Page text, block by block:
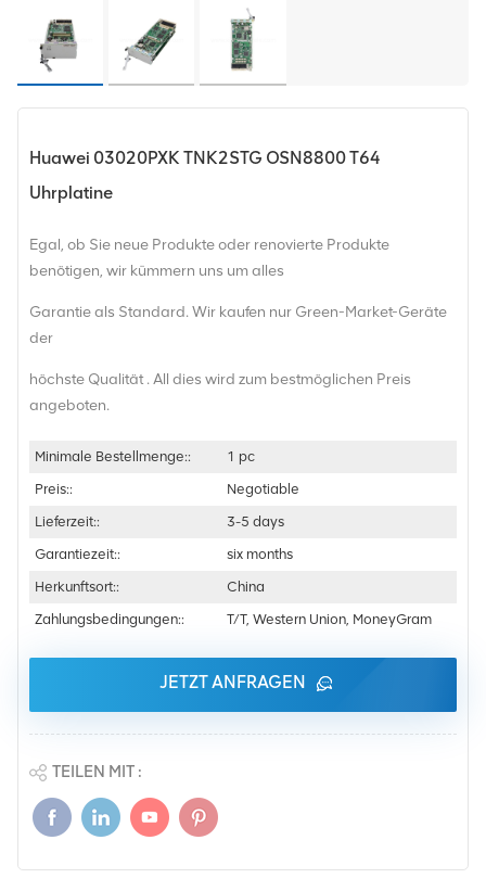
Huawei 03020PXK TNK2STG OSN8800 T64
Uhrplatine
Egal, ob Sie neue Produkte oder renovierte Produkte
benötigen, wir kümmern uns um alles
Garantie als Standard. Wir kaufen nur Green-Market-Geräte
der
höchste Qualität . All dies wird zum bestmöglichen Preis
angeboten.
Minimale Bestellmenge::
1 pc
Preis::
Negotiable
Lieferzeit::
3-5 days
Garantiezeit::
six months
Herkunftsort::
China
Zahlungsbedingungen::
T/T, Western Union, MoneyGram
JETZT ANFRAGEN
TEILEN MIT :